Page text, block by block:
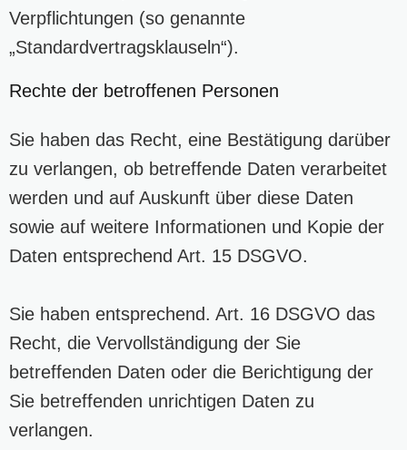
Verpflichtungen (so genannte
„Standardvertragsklauseln“).
Rechte der betroffenen Personen
Sie haben das Recht, eine Bestätigung darüber
zu verlangen, ob betreffende Daten verarbeitet
werden und auf Auskunft über diese Daten
sowie auf weitere Informationen und Kopie der
Daten entsprechend Art. 15 DSGVO.
Sie haben entsprechend. Art. 16 DSGVO das
Recht, die Vervollständigung der Sie
betreffenden Daten oder die Berichtigung der
Sie betreffenden unrichtigen Daten zu
verlangen.